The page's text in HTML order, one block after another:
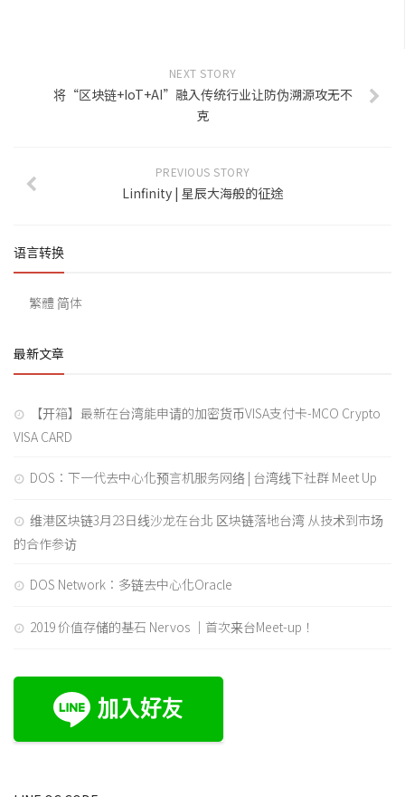
NEXT STORY
将“区块链+IoT+AI”融入传统行业让防伪溯源攻无不
克
PREVIOUS STORY
Linfinity | 星辰大海般的征途
语言转换
繁體 简体
最新文章
【开箱】最新在台湾能申请的加密货币VISA支付卡-MCO Crypto
VISA CARD
DOS：下一代去中心化预言机服务网络 | 台湾线下社群 Meet Up
维港区块链3月23日线沙龙在台北 区块链落地台湾 从技术到市场
的合作参访
DOS Network：多链去中心化Oracle
2019 价值存储的基石 Nervos ｜首次来台Meet-up！